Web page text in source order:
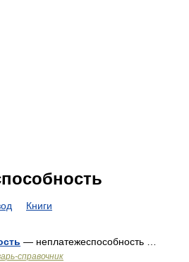
Книги
— неплатежеспособность …
справочник